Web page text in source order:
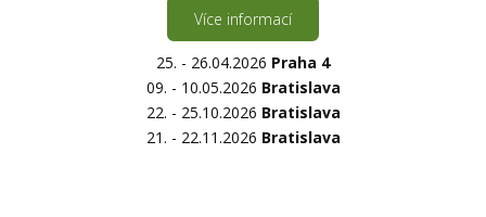
Více informací
25. - 26.04.2026 Praha 4
09. - 10.05.2026 Bratislava
22. - 25.10.2026 Bratislava
21. - 22.11.2026 Bratislava